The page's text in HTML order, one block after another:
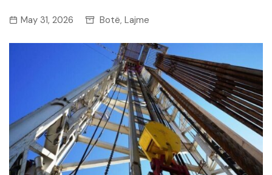
May 31, 2026 Botë, Lajme